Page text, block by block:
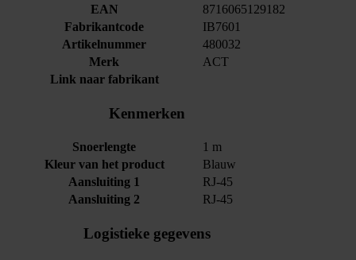
EAN
8716065129182
Fabrikantcode
IB7601
Artikelnummer
480032
Merk
ACT
Link naar fabrikant
Kenmerken
Snoerlengte
1 m
Kleur van het product
Blauw
Aansluiting 1
RJ-45
Aansluiting 2
RJ-45
Logistieke gegevens